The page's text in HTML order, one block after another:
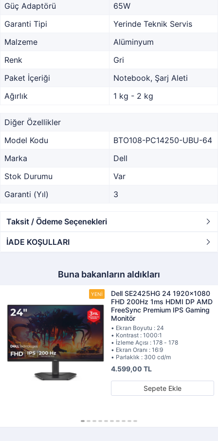
Güç Adaptörü
65W
Garanti Tipi
Yerinde Teknik Servis
Malzeme
Alüminyum
Renk
Gri
Paket İçeriği
Notebook, Şarj Aleti
Ağırlık
1 kg - 2 kg
Diğer Özellikler
Model Kodu
BTO108-PC14250-UBU-64
Marka
Dell
Stok Durumu
Var
Garanti (Yıl)
3
Taksit / Ödeme Seçenekleri
İADE KOŞULLARI
Buna bakanların aldıkları
Dell SE2425HG 24 1920x1080
FHD 200Hz 1ms HDMI DP AMD
FreeSync Premium IPS Gaming
Monitör
• Ekran Boyutu : 24
• Kontrast : 1000:1
• İzleme Açısı : 178 - 178
• Ekran Oranı : 16:9
• Parlaklık : 300 cd/m
4.599,00 TL
Sepete Ekle